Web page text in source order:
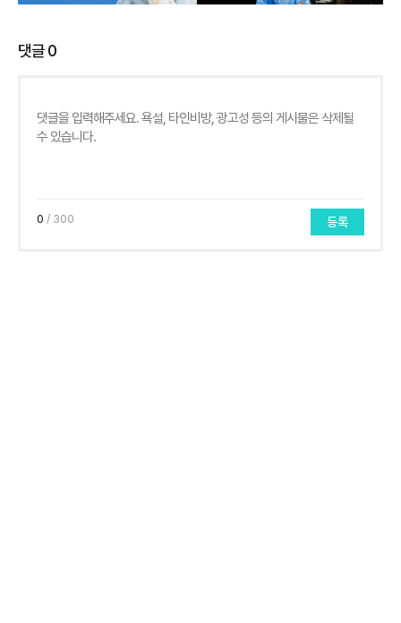
댓글0
0 / 300 등록